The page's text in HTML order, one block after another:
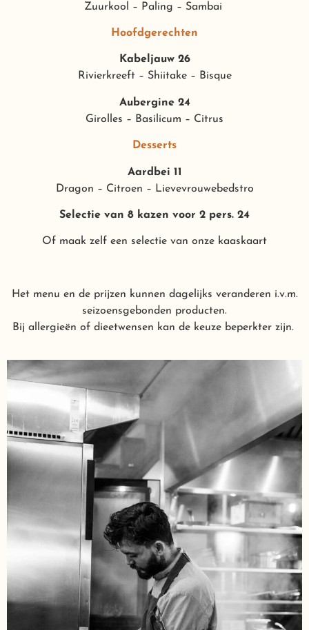
Zuurkool – Paling – Sambai
Hoofdgerechten
Kabeljauw 26
Rivierkreeft – Shiitake – Bisque
Aubergine 24
Girolles – Basilicum – Citrus
Desserts
Aardbei 11
Dragon – Citroen – Lievevrouwebedstro
Selectie van 8 kazen voor 2 pers. 24
Of maak zelf een selectie van onze kaaskaart
Het menu en de prijzen kunnen dagelijks veranderen i.v.m.
seizoensgebonden producten.
Bij allergieën of dieetwensen kan de keuze beperkter zijn.